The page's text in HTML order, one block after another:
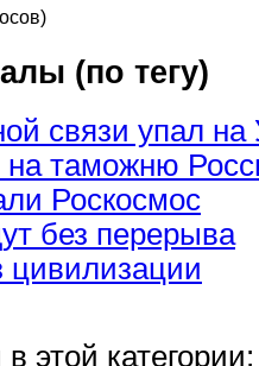
(по тегу)
связи упал на
на таможню
Роскосмос
без перерыва
этой категории: